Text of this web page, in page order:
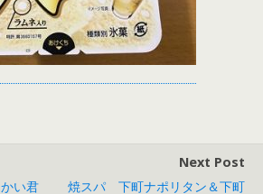
い君
Next Post
焼スパ 下町ナポリタン＆下町